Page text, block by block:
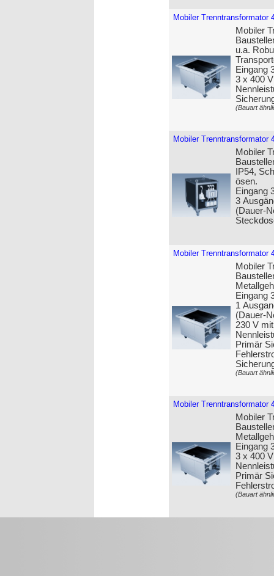
Mobiler Trenntransformator
Mobiler
u.a.
Eingang
3 x 400
(Bauart
Mobiler
Mobiler
IP54,
ösen.
Eingang
3
(Dauer-
Mobiler
Mobiler
Eingang
1
(Dauer-
230 V
Primär
(Bauart
Mobiler Trenntransformator
Mobiler
Eingang
3 x 400
Primär
(Bauart